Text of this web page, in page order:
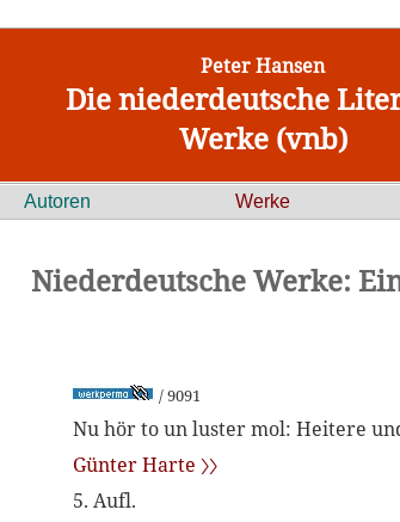
Peter Hansen
Die niederdeutsche
Werke (vnb)
Autoren Werke
Niederdeutsche Werke:
/ 9091
Nu hör to un luster mol: Heitere
Günter Harte 〉〉
5. Aufl.